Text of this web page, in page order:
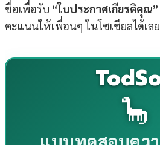
ชื่อเพื่อรับ “ใบประกาศเกียรติคุณ”
คะแนนให้เพื่อนๆ ในโซเชียลได้เล
🦕